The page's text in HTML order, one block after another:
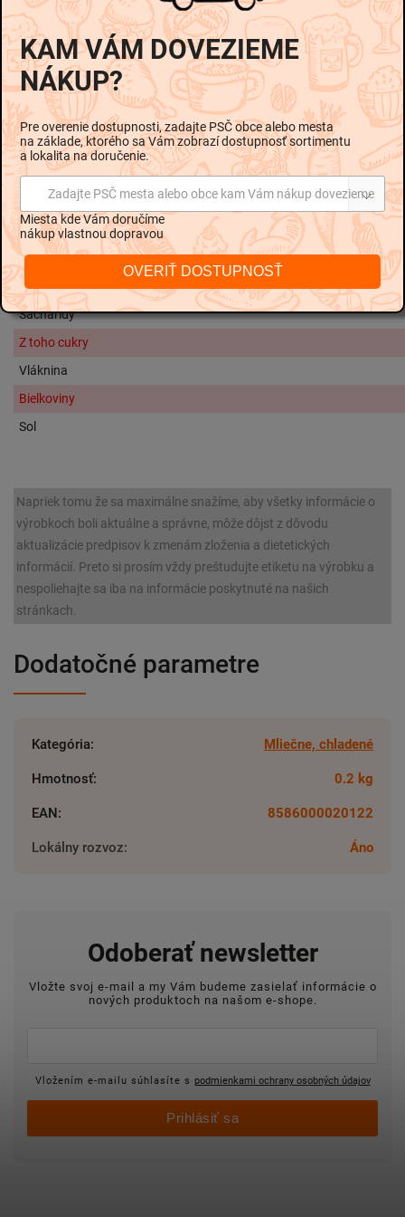
Smotana, Sušené mlieko, Sušená srvátka, Zemiakový
škrob, Jedlá soľ 0, 5% hm.
Informácie o alergénoch
Neobsahuje: Lepok
Skladovanie
Skladujte pri teplote od 4°C do 8°C.
Nutričné hodnoty na 100g:
Energetická hodnota
1310 kJ /
Tuky
Z toho nasýtené mastné kyseliny
Sacharidy
Z toho cukry
Vláknina
Bielkoviny
Sol
Napriek tomu že sa maximálne snažíme, aby všetky informácie o
výrobkoch boli aktuálne a správne, môže dôjst z dôvodu
aktualizácie predpisov k zmenám zloženia a dietetických
informácií. Preto si prosím vždy preštudujte etiketu na výrobku a
nespoliehajte sa iba na informácie poskytnuté na našich
stránkach.
Dodatočné parametre
Kategória: Mliečne, chladené
Hmotnosť: 0.2 kg
EAN: 8586000020122
Lokálny rozvoz: Áno
Odoberať newsletter
Vložte svoj e-mail a my Vám budeme zasielať informácie o
nových produktoch na našom e-shope.
Vložením e-mailu súhlasíte s podmienkami ochrany osobných údajov
Prihlásiť sa
KAM VÁM DOVEZIEME
NÁKUP?
Pre overenie dostupnosti, zadajte PSČ obce alebo mesta
na základe, ktorého sa Vám zobrazí dostupnosť sortimentu
a lokalita na doručenie.
Zadajte PSČ mesta alebo obce kam Vám nákup dovezieme
Miesta kde Vám doručíme
nákup vlastnou dopravou
OVERIŤ DOSTUPNOSŤ